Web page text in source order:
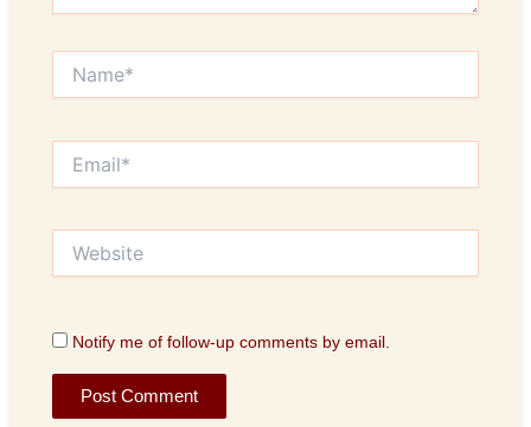
Notify me of follow-up comments by email.